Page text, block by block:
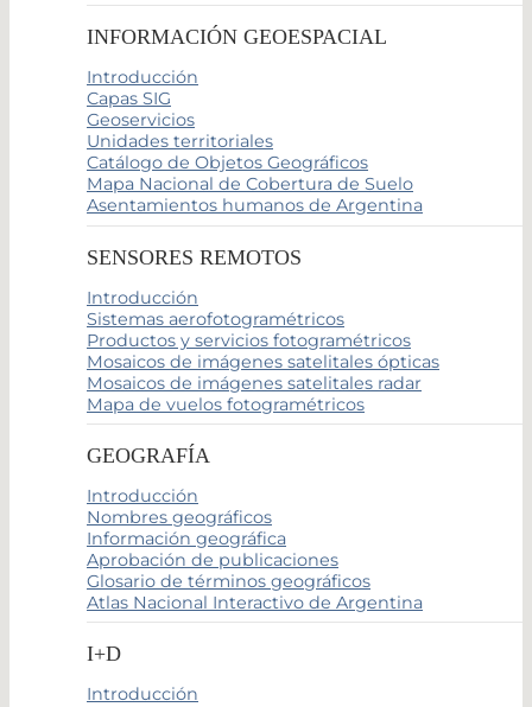
INFORMACIÓN GEOESPACIAL
Introducción
Capas SIG
Geoservicios
Unidades territoriales
Catálogo de Objetos Geográficos
Mapa Nacional de Cobertura de Suelo
Asentamientos humanos de Argentina
SENSORES REMOTOS
Introducción
Sistemas aerofotogramétricos
Productos y servicios fotogramétricos
Mosaicos de imágenes satelitales ópticas
Mosaicos de imágenes satelitales radar
Mapa de vuelos fotogramétricos
GEOGRAFÍA
Introducción
Nombres geográficos
Información geográfica
Aprobación de publicaciones
Glosario de términos geográficos
Atlas Nacional Interactivo de Argentina
I+D
Introducción